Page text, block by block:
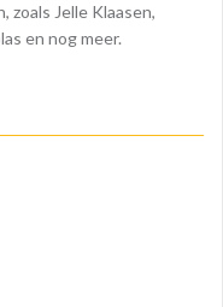
Jelle Klaasen,
en nog meer.